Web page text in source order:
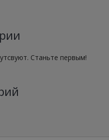
Станьте первым!